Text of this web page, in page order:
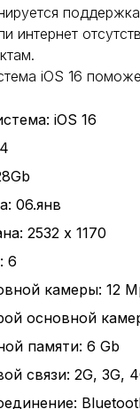
интернет
iOS 16
iOS 16
06.янв
2532 x 1170
6
камеры: 12
основной
памяти: 6 Gb
связи: 2G, 3G,